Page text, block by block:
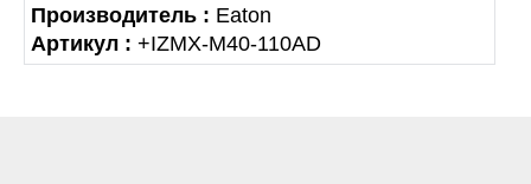
Производитель : Eaton
Артикул : +IZMX-M40-110AD